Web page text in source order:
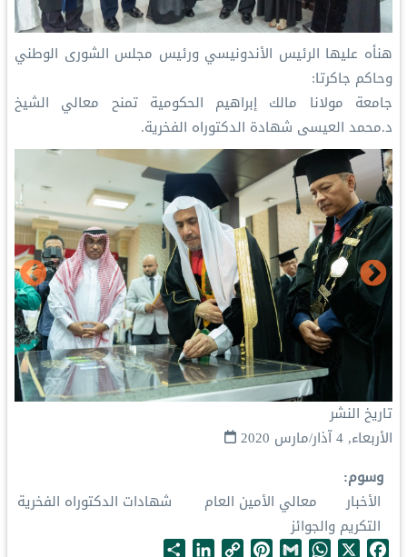
هنأه عليها الرئيس الأندونيسي ورئيس مجلس الشورى الوطني
وحاكم جاكرتا:
‏جامعة مولانا مالك إبراهيم الحكومية تمنح معالي الشيخ
د.⁧‫محمد العيسى‬⁩ شهادة الدكتوراه الفخرية.
تاريخ النشر
الأربعاء, 4 آذار/مارس 2020
وسوم
الأخبار
معالي الأمين العام
شهادات الدكتوراه الفخرية
التكريم والجوائز
F
X
W
G
P
C
L